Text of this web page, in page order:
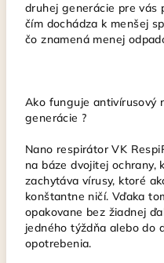
druhej generácie pre vás
čím dochádza k menšej
čo znamená menej
Ako funguje antivírusový
generácie ?
Nano respirátor VK
na báze dvojitej ochrany,
zachytáva vírusy, ktoré
konštantne ničí. Vďaka
opakovane bez žiadnej
jedného týždňa alebo do
opotrebenia.